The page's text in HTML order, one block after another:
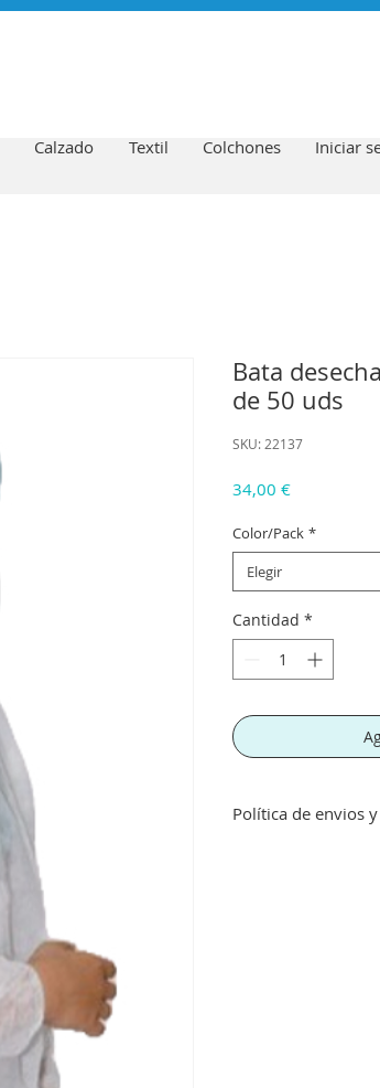
Calzado Textil Colchones Iniciar
Bata
de 50 uds
SKU: 22137
34,00 €Precio
Color/Pack *
Elegir
Cantidad *
Política de envios